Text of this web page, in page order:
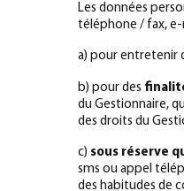
Les données
téléphone / fax, e-
a) pour entretenir
b) pour des
du Gestionnaire,
des droits du
c) sous réserve
sms ou appel
des habitudes de